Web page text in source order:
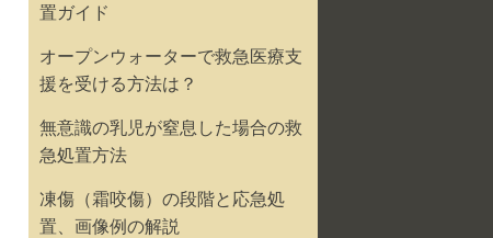
置ガイド
オープンウォーターで救急医療支
援を受ける方法は？
無意識の乳児が窒息した場合の救
急処置方法
凍傷（霜咬傷）の段階と応急処
置、画像例の解説